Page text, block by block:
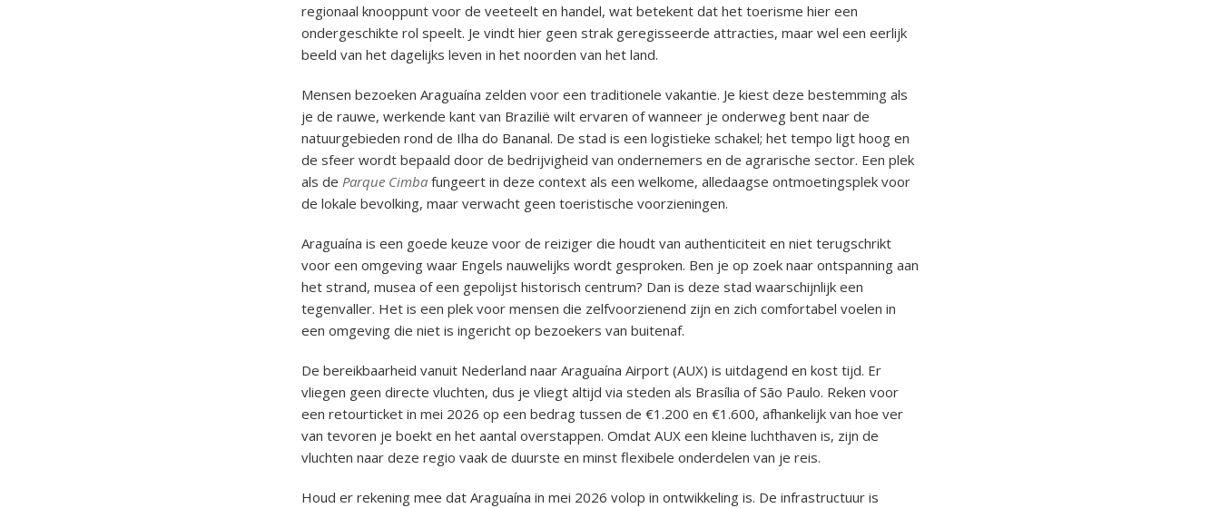
regionaal knooppunt voor de veeteelt en handel, wat betekent dat het toerisme hier een
ondergeschikte rol speelt. Je vindt hier geen strak geregisseerde attracties, maar wel een eerlijk
beeld van het dagelijks leven in het noorden van het land.
Mensen bezoeken Araguaína zelden voor een traditionele vakantie. Je kiest deze bestemming als
je de rauwe, werkende kant van Brazilië wilt ervaren of wanneer je onderweg bent naar de
natuurgebieden rond de Ilha do Bananal. De stad is een logistieke schakel; het tempo ligt hoog en
de sfeer wordt bepaald door de bedrijvigheid van ondernemers en de agrarische sector. Een plek
als de Parque Cimba fungeert in deze context als een welkome, alledaagse ontmoetingsplek voor
de lokale bevolking, maar verwacht geen toeristische voorzieningen.
Araguaína is een goede keuze voor de reiziger die houdt van authenticiteit en niet terugschrikt
voor een omgeving waar Engels nauwelijks wordt gesproken. Ben je op zoek naar ontspanning aan
het strand, musea of een gepolijst historisch centrum? Dan is deze stad waarschijnlijk een
tegenvaller. Het is een plek voor mensen die zelfvoorzienend zijn en zich comfortabel voelen in
een omgeving die niet is ingericht op bezoekers van buitenaf.
De bereikbaarheid vanuit Nederland naar Araguaína Airport (AUX) is uitdagend en kost tijd. Er
vliegen geen directe vluchten, dus je vliegt altijd via steden als Brasília of São Paulo. Reken voor
een retourticket in mei 2026 op een bedrag tussen de €1.200 en €1.600, afhankelijk van hoe ver
van tevoren je boekt en het aantal overstappen. Omdat AUX een kleine luchthaven is, zijn de
vluchten naar deze regio vaak de duurste en minst flexibele onderdelen van je reis.
Houd er rekening mee dat Araguaína in mei 2026 volop in ontwikkeling is. De infrastructuur is